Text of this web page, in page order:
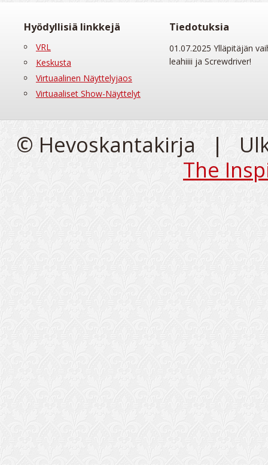
Hyödyllisiä linkkejä
VRL
Keskusta
Virtuaalinen Näyttelyjaos
Virtuaaliset Show-Näyttelyt
Tiedotuksia
01.07.2025 Ylläpitäjän
leahiiii ja Screwdriver!
© Hevoskantakirja |
The